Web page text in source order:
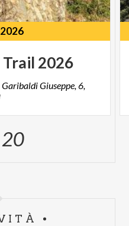
Trail 2026
Giuseppe, 6,
20